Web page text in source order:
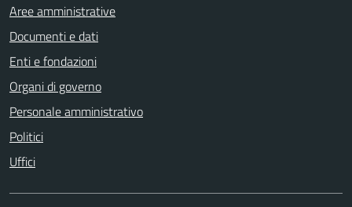
Aree amministrative
Documenti e dati
Enti e fondazioni
Organi di governo
Personale amministrativo
Politici
Uffici